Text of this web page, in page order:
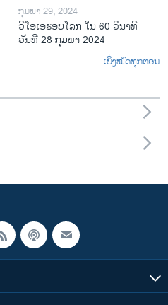
ກຸມພາ 29, 2024
ວີໂອເອຮອບໂລກ ໃນ 60 ວິນາທີ
ວັນທີ 28 ກຸມພາ 2024
ເບິ່ງໝົດທຸກຕອນ